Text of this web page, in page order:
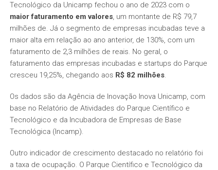
Tecnológico da Unicamp fechou o ano de 2023 com o
maior faturamento em valores, um montante de R$ 79,7
milhões de. Já o segmento de empresas incubadas teve a
maior alta em relação ao ano anterior, de 130%, com um
faturamento de 2,3 milhões de reais. No geral, o
faturamento das empresas incubadas e startups do Parque
cresceu 19,25%, chegando aos R$ 82 milhões.
Os dados são da Agência de Inovação Inova Unicamp, com
base no Relatório de Atividades do Parque Científico e
Tecnológico e da Incubadora de Empresas de Base
Tecnológica (Incamp).
Outro indicador de crescimento destacado no relatório foi
a taxa de ocupação. O Parque Científico e Tecnológico da